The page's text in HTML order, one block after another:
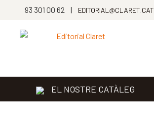
93 301 00 62 | EDITORIAL@CLARET.CAT
EL NOSTRE CATÀLEG